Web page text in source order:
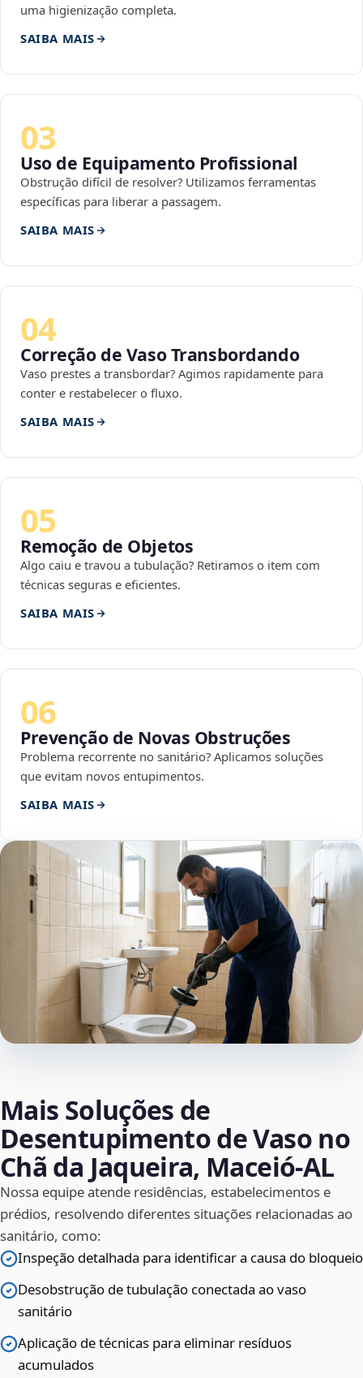
uma higienização completa.
SAIBA MAIS
03
Uso de Equipamento Profissional
Obstrução difícil de resolver? Utilizamos ferramentas
específicas para liberar a passagem.
SAIBA MAIS
04
Correção de Vaso Transbordando
Vaso prestes a transbordar? Agimos rapidamente para
conter e restabelecer o fluxo.
SAIBA MAIS
05
Remoção de Objetos
Algo caiu e travou a tubulação? Retiramos o item com
técnicas seguras e eficientes.
SAIBA MAIS
06
Prevenção de Novas Obstruções
Problema recorrente no sanitário? Aplicamos soluções
que evitam novos entupimentos.
SAIBA MAIS
Mais Soluções de
Desentupimento de Vaso no
Chã da Jaqueira, Maceió‑AL
Nossa equipe atende residências, estabelecimentos e
prédios, resolvendo diferentes situações relacionadas ao
sanitário, como:
Inspeção detalhada para identificar a causa do bloqueio
Desobstrução de tubulação conectada ao vaso
sanitário
Aplicação de técnicas para eliminar resíduos
acumulados